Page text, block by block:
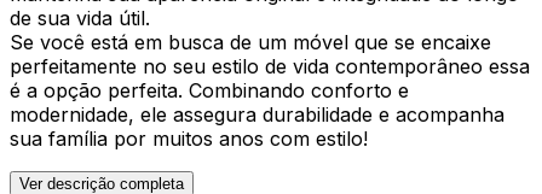
de sua vida útil.
Se você está em busca de um móvel que se encaixe
perfeitamente no seu estilo de vida contemporâneo essa
é a opção perfeita. Combinando conforto e
modernidade, ele assegura durabilidade e acompanha
sua família por muitos anos com estilo!
Ver descrição completa